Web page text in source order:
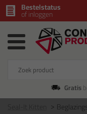
Bestelstatus
of inloggen
Gratis